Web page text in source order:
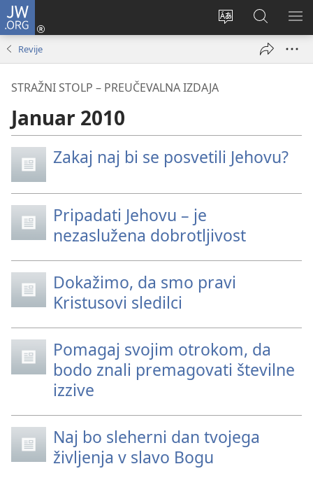
JW.ORG
Spremeni
spletnega
Prijava
(odpre
Iskanje
po
JW.ORG
Revije
STRAŽNI STOLP – PREUČEVALNA IZDAJA
Januar 2010
Zakaj naj bi se posvetili Jehovu?
Pripadati Jehovu – je
nezaslužena dobrotljivost
Dokažimo, da smo pravi
Kristusovi sledilci
Pomagaj svojim otrokom, da
bodo znali premagovati številne
izzive
Naj bo sleherni dan tvojega
življenja v slavo Bogu